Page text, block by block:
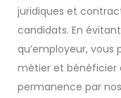
juridiques et
candidats. En
qu’employeur,
métier et bénéficier
permanence par